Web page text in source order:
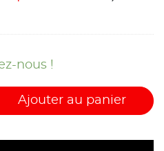
nous !
Ajouter au panier